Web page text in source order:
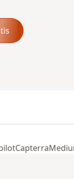
CapterraMedium